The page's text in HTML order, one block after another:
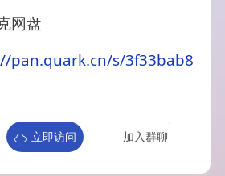
网盘
pan.quark.cn/s/3f33bab8
立即访问 加入群聊